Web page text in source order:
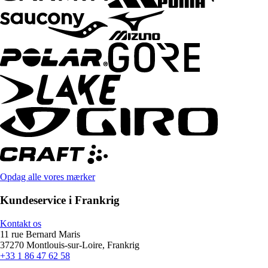
Opdag alle vores mærker
Kundeservice i Frankrig
Kontakt os
11 rue Bernard Maris
37270 Montlouis-sur-Loire, Frankrig
+33 1 86 47 62 58